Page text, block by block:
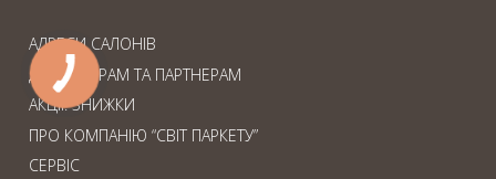
АДРЕСИ САЛОНІВ
ДИЗАЙНЕРАМ ТА ПАРТНЕРАМ
АКЦІЇ. ЗНИЖКИ
ПРО КОМПАНІЮ “СВІТ ПАРКЕТУ”
СЕРВІС